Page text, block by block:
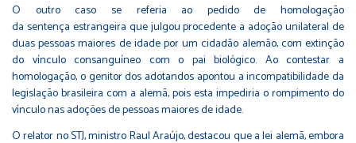
O outro caso se referia ao pedido de homologação
da sentença estrangeira que julgou procedente a adoção unilateral de
duas pessoas maiores de idade por um cidadão alemão, com extinção
do vínculo consanguíneo com o pai biológico. Ao contestar a
homologação, o genitor dos adotandos apontou a incompatibilidade da
legislação brasileira com a alemã, pois esta impediria o rompimento do
vínculo nas adoções de pessoas maiores de idade.
O relator no STJ, ministro Raul Araújo, destacou que a lei alemã, embora